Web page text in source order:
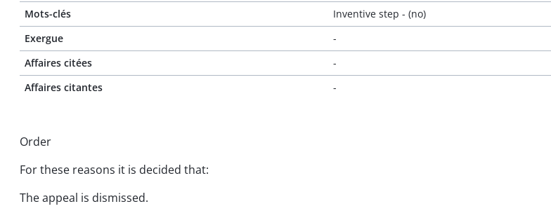
Mots-clés
Inventive step - (no)
Exergue
-
Affaires citées
-
Affaires citantes
-
Order
For these reasons it is decided that:
The appeal is dismissed.